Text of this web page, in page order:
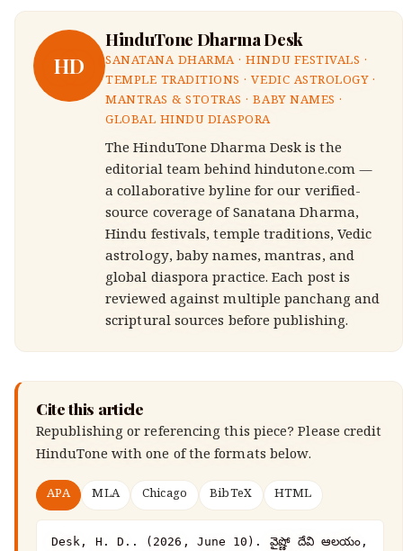
HD
HinduTone Dharma Desk
SANATANA DHARMA · HINDU FESTIVALS ·
TEMPLE TRADITIONS · VEDIC ASTROLOGY ·
MANTRAS & STOTRAS · BABY NAMES ·
GLOBAL HINDU DIASPORA
The HinduTone Dharma Desk is the
editorial team behind hindutone.com —
a collaborative byline for our verified-
source coverage of Sanatana Dharma,
Hindu festivals, temple traditions, Vedic
astrology, baby names, mantras, and
global diaspora practice. Each post is
reviewed against multiple panchang and
scriptural sources before publishing.
Cite this article
Republishing or referencing this piece? Please credit
HinduTone with one of the formats below.
APA MLA Chicago BibTeX HTML
Desk, H. D.. (2026, June 10). వైష్ణో దేవి ఆలయం,